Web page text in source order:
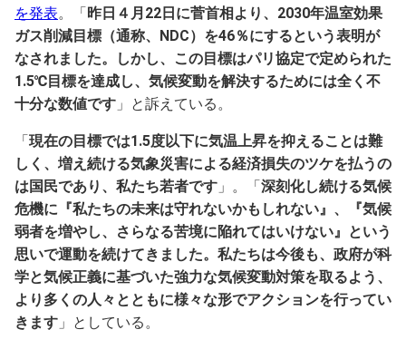
を発表。「昨日４月22日に菅首相より、2030年温室効果
ガス削減目標（通称、NDC）を46％にするという表明が
なされました。しかし、この目標はパリ協定で定められた
1.5℃目標を達成し、気候変動を解決するためには全く不
十分な数値です 」と訴えている。
「現在の目標では1.5度以下に気温上昇を抑えることは難
しく、増え続ける気象災害による経済損失のツケを払うの
は国民であり、私たち若者です 」。「深刻化し続ける気候
危機に『私たちの未来は守れないかもしれない』、『気候
弱者を増やし、さらなる苦境に陥れてはいけない』という
思いで運動を続けてきました。私たちは今後も、政府が科
学と気候正義に基づいた強力な気候変動対策を取るよう、
より多くの人々とともに様々な形でアクションを行ってい
きます 」としている。